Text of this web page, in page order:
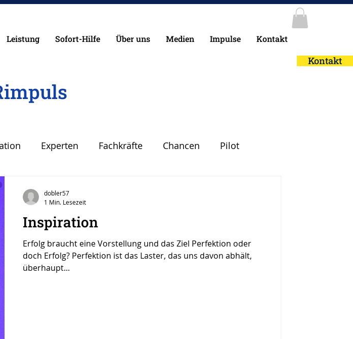
Kontakt
Leistung Sofort-Hilfe Über uns Medien Impulse Kontakt
Experten Fachkräfte Chancen Pilot
Keynote Risiko
Inspiration
Erfolg braucht eine Vorstellung und das Ziel Perfektion oder
doch Erfolg? Perfektion ist das Laster, das uns davon abhält,
überhaupt...
dobler57
1 Min. Lesezeit